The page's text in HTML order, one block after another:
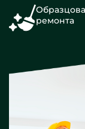
ремонта